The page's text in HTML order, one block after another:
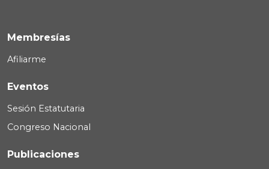
Membresías
Afiliarme
Eventos
Sesión Estatutaria
Congreso Nacional
Publicaciones